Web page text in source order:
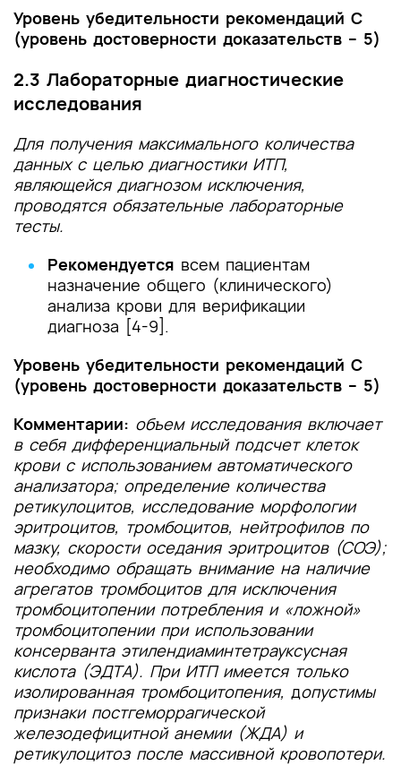
Уровень убедительности рекомендаций C
(уровень достоверности доказательств – 5)
2.3 Лабораторные диагностические
исследования
Для получения максимального количества
данных с целью диагностики ИТП,
являющейся диагнозом исключения,
проводятся обязательные лабораторные
тесты.
Рекомендуется всем пациентам
назначение общего (клинического)
анализа крови для верификации
диагноза [4-9].
Уровень убедительности рекомендаций C
(уровень достоверности доказательств – 5)
Комментарии: объем исследования включает
в себя дифференциальный подсчет клеток
крови с использованием автоматического
анализатора; определение количества
ретикулоцитов, исследование морфологии
эритроцитов, тромбоцитов, нейтрофилов по
мазку, скорости оседания эритроцитов (СОЭ);
необходимо обращать внимание на наличие
агрегатов тромбоцитов для исключения
тромбоцитопении потребления и «ложной»
тромбоцитопении при использовании
консерванта этилендиаминтетрауксусная
кислота (ЭДТА). При ИТП имеется только
изолированная тромбоцитопения, допустимы
признаки постгеморрагической
железодефицитной анемии (ЖДА) и
ретикулоцитоз после массивной кровопотери.